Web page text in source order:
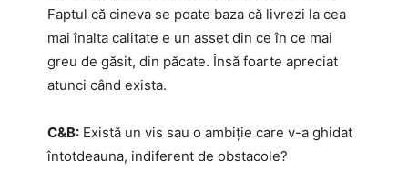
Faptul că cineva se poate baza că livrezi la cea
mai înalta calitate e un asset din ce în ce mai
greu de găsit, din păcate. Însă foarte apreciat
atunci când exista.
C&B: Există un vis sau o ambiție care v-a ghidat
întotdeauna, indiferent de obstacole?